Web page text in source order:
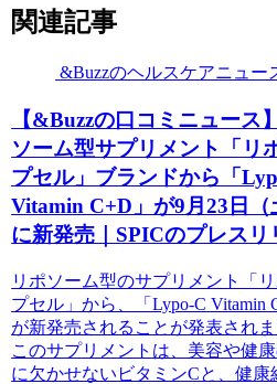
関連記事
&Buzzのヘルスケアニュー
【&Buzzの口コミニュース
ソーム型サプリメント「リ
プセル」ブランドから「
Vitamin C+D」が9月23日（
に新発売｜SPICのプレスリ
リポソーム型のサプリメント「
プセル」から、「Lypo-C Vitamin
が新発売されることが発表されま
このサプリメントは、美容や健
に欠かせないビタミンCと、健康